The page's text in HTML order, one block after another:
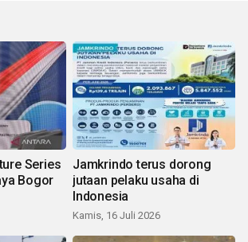
Series
Bogor
Jamkrindo terus dorong
jutaan pelaku usaha di
Indonesia
Kamis, 16 Juli 2026